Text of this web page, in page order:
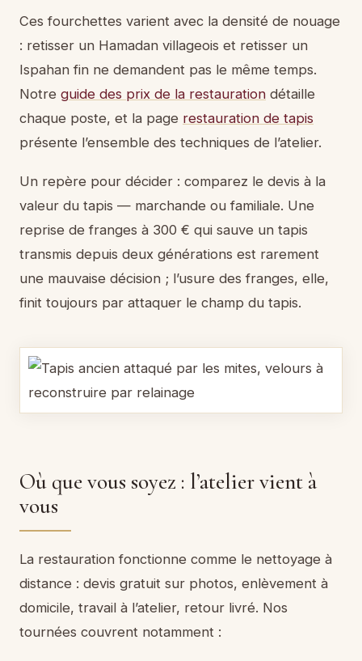
Ces fourchettes varient avec la densité de nouage
: retisser un Hamadan villageois et retisser un
Ispahan fin ne demandent pas le même temps.
Notre guide des prix de la restauration détaille
chaque poste, et la page restauration de tapis
présente l’ensemble des techniques de l’atelier.
Un repère pour décider : comparez le devis à la
valeur du tapis — marchande ou familiale. Une
reprise de franges à 300 € qui sauve un tapis
transmis depuis deux générations est rarement
une mauvaise décision ; l’usure des franges, elle,
finit toujours par attaquer le champ du tapis.
Où que vous soyez : l’atelier vient à
vous
La restauration fonctionne comme le nettoyage à
distance : devis gratuit sur photos, enlèvement à
domicile, travail à l’atelier, retour livré. Nos
tournées couvrent notamment :